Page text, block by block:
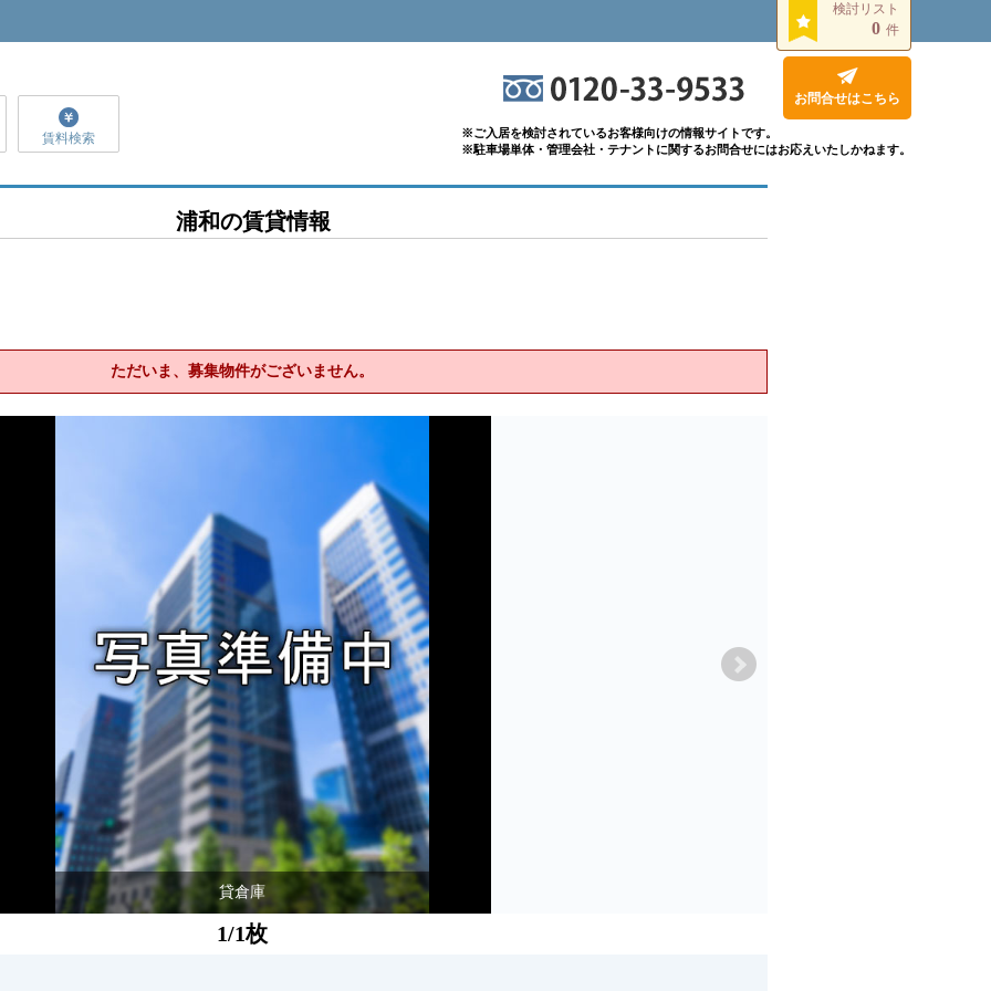
検討リスト
0 件
賃料検索
お問合せはこちら
※ご入居を検討されているお客様向けの情報サイトです。
※駐車場単体・管理会社・テナントに関するお問合せにはお応えいたしかねます。
浦和の賃貸情報
ただいま、募集物件がございません。
貸倉庫
1/1枚